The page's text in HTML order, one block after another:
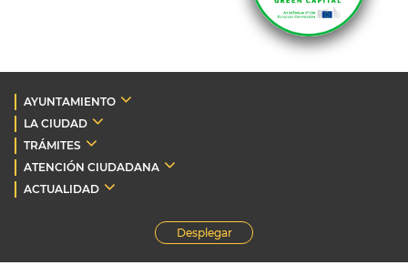
AYUNTAMIENTO
LA CIUDAD
TRÁMITES
ATENCIÓN CIUDADANA
ACTUALIDAD
Desplegar